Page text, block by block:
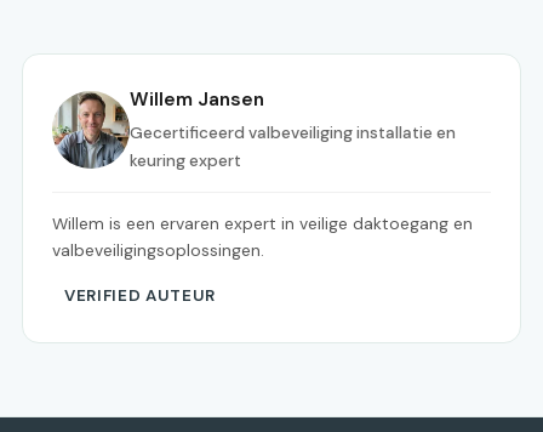
Willem Jansen
Gecertificeerd valbeveiliging installatie en
keuring expert
Willem is een ervaren expert in veilige daktoegang en
valbeveiligingsoplossingen.
VERIFIED AUTEUR